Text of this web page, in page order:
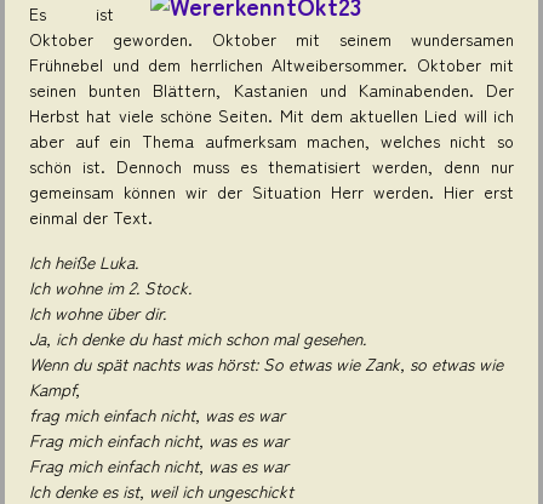
Es ist
Oktober geworden. Oktober mit seinem wundersamen
Frühnebel und dem herrlichen Altweibersommer. Oktober mit
seinen bunten Blättern, Kastanien und Kaminabenden. Der
Herbst hat viele schöne Seiten. Mit dem aktuellen Lied will ich
aber auf ein Thema aufmerksam machen, welches nicht so
schön ist. Dennoch muss es thematisiert werden, denn nur
gemeinsam können wir der Situation Herr werden. Hier erst
einmal der Text.
Ich heiße Luka.
Ich wohne im 2. Stock.
Ich wohne über dir.
Ja, ich denke du hast mich schon mal gesehen.
Wenn du spät nachts was hörst: So etwas wie Zank, so etwas wie
Kampf,
frag mich einfach nicht, was es war
Frag mich einfach nicht, was es war
Frag mich einfach nicht, was es war
Ich denke es ist, weil ich ungeschickt